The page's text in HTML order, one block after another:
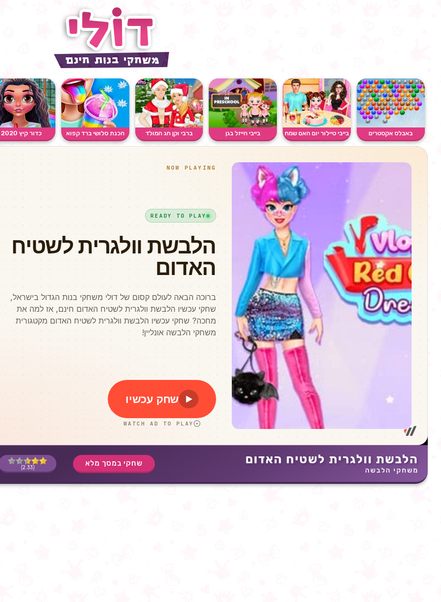
באבלס אקסטרים בייבי טיילור יום האם שמח בייבי הייזל בגן ברבי וקן חג המולד הכנת סלושי ברד קפוא כדור קיץ 2020
הלבשת וולגרית לשטיח האדום
משחקי הלבשה
שחקי במסך מלא (2.33)